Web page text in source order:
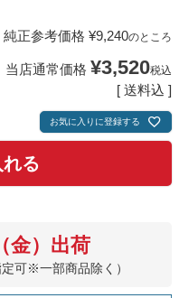
純正参考価格 ¥9,240のところ
当店通常価格 ¥3,520税込
送料込
お気に入りに登録する
る
金）出荷
定可※一部商品除く）